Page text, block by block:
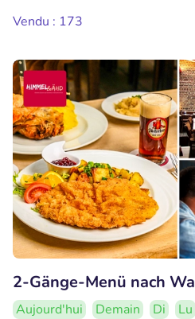
Vendu : 173
2-Gänge-Menü nach
Aujourd'hui Demain Di Lu